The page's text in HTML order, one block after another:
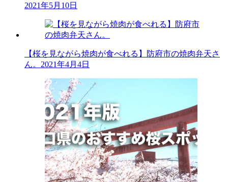
2021年5月10日
【桜を見ながら焼肉が食べれる】防府市の焼肉弁天さ
ん。 2021年4月4日